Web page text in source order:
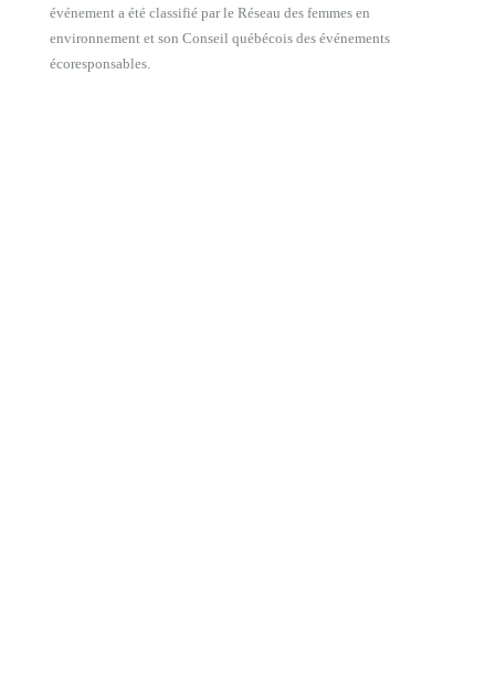
événement a été classifié par le Réseau des femmes en
environnement et son Conseil québécois des événements
écoresponsables.